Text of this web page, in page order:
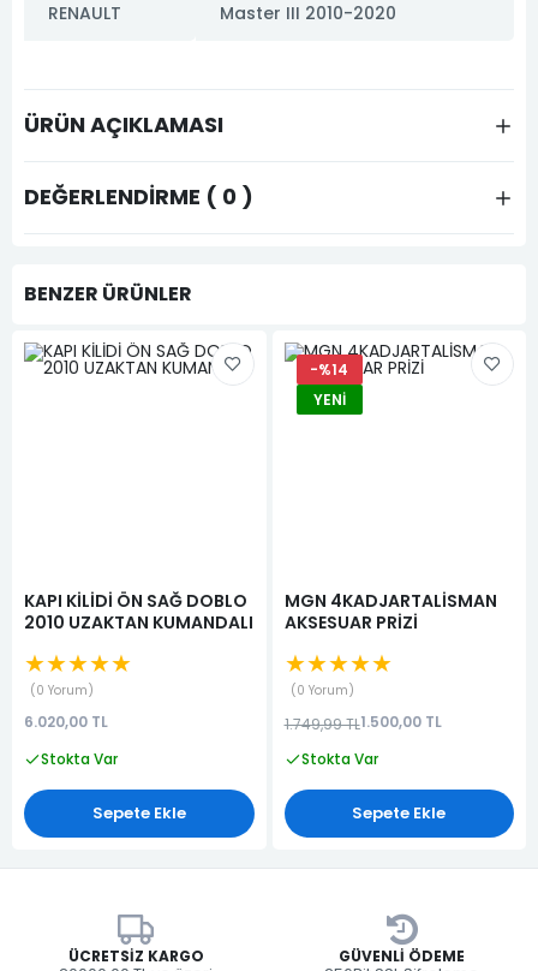
RENAULT Master III 2010-2020
ÜRÜN AÇIKLAMASI
DEĞERLENDIRME ( 0 )
BENZER ÜRÜNLER
KAPI KİLİDİ ÖN SAĞ DOBLO
2010 UZAKTAN KUMANDALI
★★★★★
0 Yorum
6.020,00 TL
Stokta Var
Sepete Ekle
-%14
YENI
MGN 4KADJARTALİSMAN
AKSESUAR PRİZİ
★★★★★
0 Yorum
1.749,99 TL1.500,00 TL
Stokta Var
Sepete Ekle
ÜCRETSIZ KARGO GÜVENLI ÖDEME